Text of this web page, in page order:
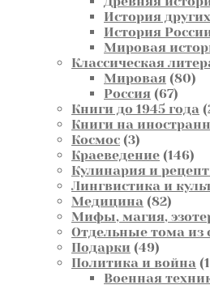
История
История
Мировая
Классическая
Мировая 8080
Россия 6767
Книги до 1945 года
Книги на
Космос 33
товара
Краеведение 146146
Кулинария и
Лингвистика и
Медицина 8282
Мифы, магия,
Отдельные тома из
Подарки 4949
товаров
Политика и война
Военная